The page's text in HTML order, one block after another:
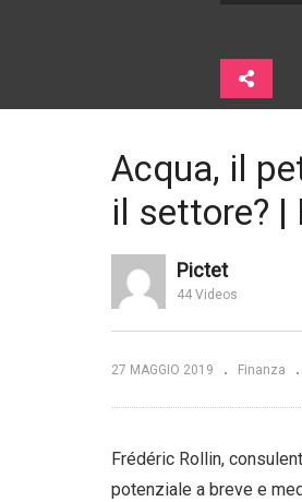
Dividendi. Le
opportunità nel
Inc.
Acqua, il
il settore? |
Pictet
44 Videos
27 MAGGIO 2019 Finanza
Frédéric Rollin,
potenziale a breve e